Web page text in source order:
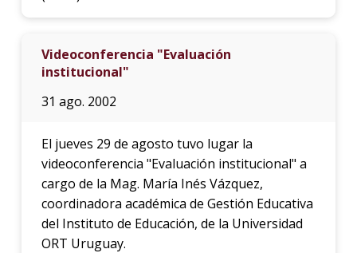
Videoconferencia "Evaluación
institucional"
31 ago. 2002
El jueves 29 de agosto tuvo lugar la
videoconferencia "Evaluación institucional" a
cargo de la Mag. María Inés Vázquez,
coordinadora académica de Gestión Educativa
del Instituto de Educación, de la Universidad
ORT Uruguay.